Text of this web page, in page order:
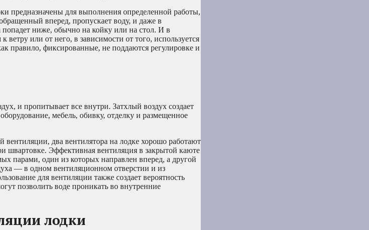
предназначены для выполнения определенной работы,
вперед, пропускает воду, и даже в
попадет ниже, обычно на койку или на стол. И в
или от него, в зависимости от того, используется
правило, фиксированные, не поддаются регулировке и
и пропитывает все внутри. Затхлый воздух создает
мебель, обивку, отделку и размещенное
два вентилятора на лодке хорошо работают
швартовке. Эффективная вентиляция в закрытой каюте
парами, один из которых направлен вперед, а другой
— в одном вентиляционном отверстии и из
для вентиляции также создает вероятность
позволить воде проникать во внутренние
лодки